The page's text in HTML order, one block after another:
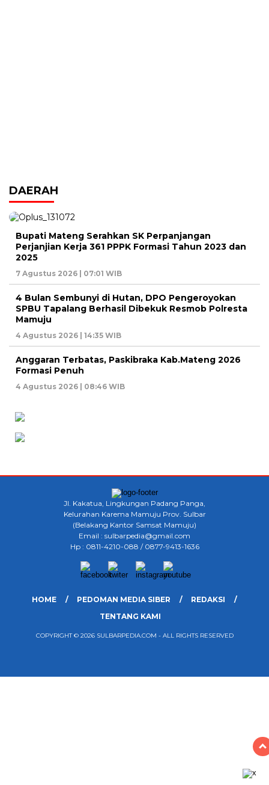
DAERAH
Bupati Mateng Serahkan SK Perpanjangan
Perjanjian Kerja 361 PPPK Formasi Tahun 2023 dan
2025
7 Agustus 2026 | 07:01 WIB
4 Bulan Sembunyi di Hutan, DPO Pengeroyokan
SPBU Tapalang Berhasil Dibekuk Resmob Polresta
Mamuju
4 Agustus 2026 | 14:35 WIB
Anggaran Terbatas, Paskibraka Kab.Mateng 2026
Formasi Penuh
4 Agustus 2026 | 08:46 WIB
Jl. Kakatua, Lingkungan Padang Panga,
Kelurahan Karema Mamuju Prov. Sulbar
(Belakang Kantor Samsat Mamuju)
Email : sulbarpedia@gmail.com
Hp : 0811-4210-088 / 0877-9413-1636
HOME PEDOMAN MEDIA SIBER
REDAKSI
TENTANG KAMI
COPYRIGHT © 2026 SULBARPEDIA.COM - ALL RIGHTS RESERVED